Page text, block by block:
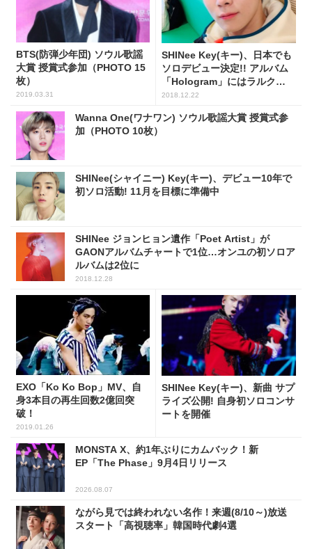
BTS(防弾少年団) ソウル歌謡
大賞 授賞式参加（PHOTO 15
枚）
2019.03.31
SHINee Key(キー)、日本でも
ソロデビュー決定!! アルバム
「Hologram」にはラルク
TETSUが楽曲提供も
2018.12.22
Wanna One(ワナワン) ソウル歌謡大賞 授賞式参
加（PHOTO 10枚）
SHINee(シャイニー) Key(キー)、デビュー10年で
初ソロ活動! 11月を目標に準備中
SHINee ジョンヒョン遺作「Poet Artist」が
GAONアルバムチャートで1位…オンユの初ソロア
ルバムは2位に
2018.12.28
EXO「Ko Ko Bop」MV、自
身3本目の再生回数2億回突
破！
2019.01.26
SHINee Key(キー)、新曲 サプ
ライズ公開! 自身初ソロコンサ
ートを開催
MONSTA X、約1年ぶりにカムバック！新
EP「The Phase」9月4日リリース
2026.08.07
ながら見では終われない名作！来週(8/10～)放送
スタート「高視聴率」韓国時代劇4選